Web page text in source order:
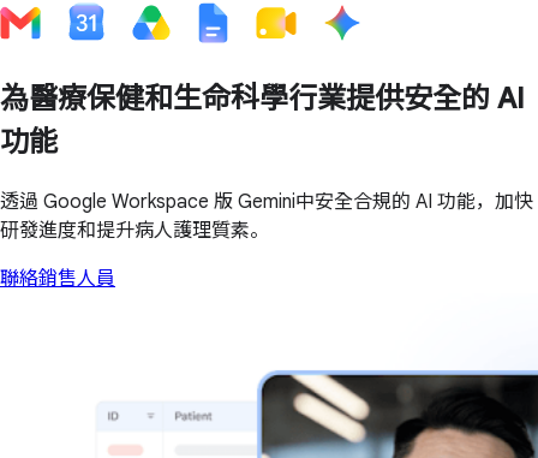
為醫療保健和生命科學行業提供安全的 AI
功能
透過 Google Workspace 版 Gemini中安全合規的 AI 功能，加快
研發進度和提升病人護理質素。
聯絡銷售人員